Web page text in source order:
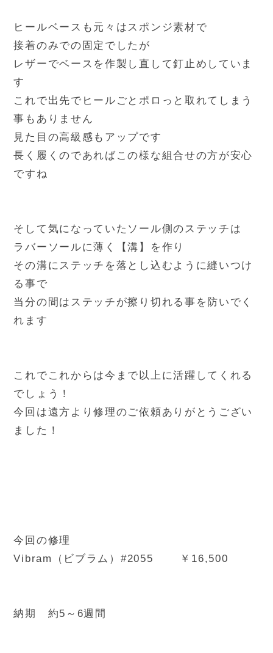
ヒールベースも元々はスポンジ素材で
接着のみでの固定でしたが
レザーでベースを作製し直して釘止めしていま
す
これで出先でヒールごとポロっと取れてしまう
事もありません
見た目の高級感もアップです
長く履くのであればこの様な組合せの方が安心
ですね
そして気になっていたソール側のステッチは
ラバーソールに薄く【溝】を作り
その溝にステッチを落とし込むように縫いつけ
る事で
当分の間はステッチが擦り切れる事を防いでく
れます
これでこれからは今まで以上に活躍してくれる
でしょう！
今回は遠方より修理のご依頼ありがとうござい
ました！
今回の修理
Vibram（ビブラム）#2055 ￥16,500
納期 約5～6週間